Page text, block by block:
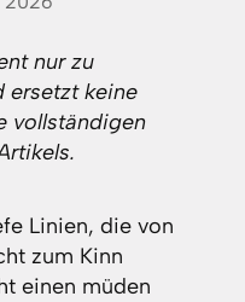
nur zu
ersetzt keine
vollständigen
Linien, die von
zum Kinn
einen müden